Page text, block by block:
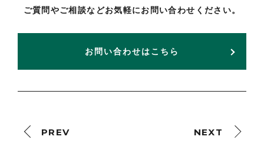
ご質問やご相談などお気軽にお問い合わせください。
お問い合わせはこちら
PREV NEXT